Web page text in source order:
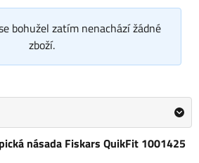
bohužel zatím nenachází žádné
zboží.
násada Fiskars QuikFit 1001425